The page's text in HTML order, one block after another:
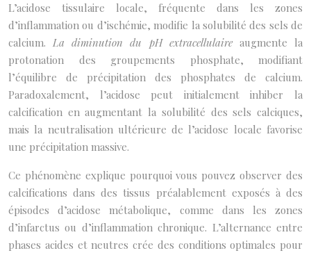
L’acidose tissulaire locale, fréquente dans les zones
d’inflammation ou d’ischémie, modifie la solubilité des sels de
calcium.La diminution du pH extracellulaire augmente la
protonation des groupements phosphate, modifiant
l’équilibre de précipitation des phosphates de calcium.
Paradoxalement, l’acidose peut initialement inhiber la
calcification en augmentant la solubilité des sels calciques,
mais la neutralisation ultérieure de l’acidose locale favorise
une précipitation massive.
Ce phénomène explique pourquoi vous pouvez observer des
calcifications dans des tissus préalablement exposés à des
épisodes d’acidose métabolique, comme dans les zones
d’infarctus ou d’inflammation chronique. L’alternance entre
phases acides et neutres crée des conditions optimales pour